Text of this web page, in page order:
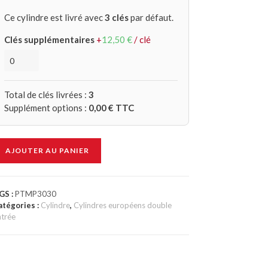
Ce cylindre est livré avec3 cléspar défaut.
Clés supplémentaires +12,50 €/ clé
Total de clés livrées : 3
Supplément options : 0,00€ TTC
AJOUTER AU PANIER
:PTMP3030
: Cylindre, Cylindres européens double